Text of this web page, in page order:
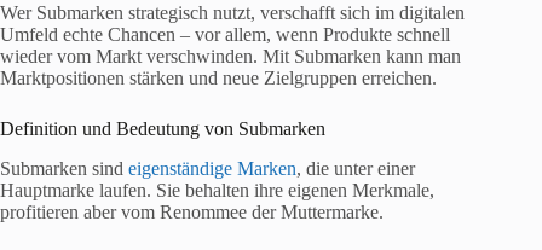
Wer Submarken strategisch nutzt, verschafft sich im digitalen
Umfeld echte Chancen – vor allem, wenn Produkte schnell
wieder vom Markt verschwinden. Mit Submarken kann man
Marktpositionen stärken und neue Zielgruppen erreichen.
Definition und Bedeutung von Submarken
Submarken sind eigenständige Marken, die unter einer
Hauptmarke laufen. Sie behalten ihre eigenen Merkmale,
profitieren aber vom Renommee der Muttermarke.